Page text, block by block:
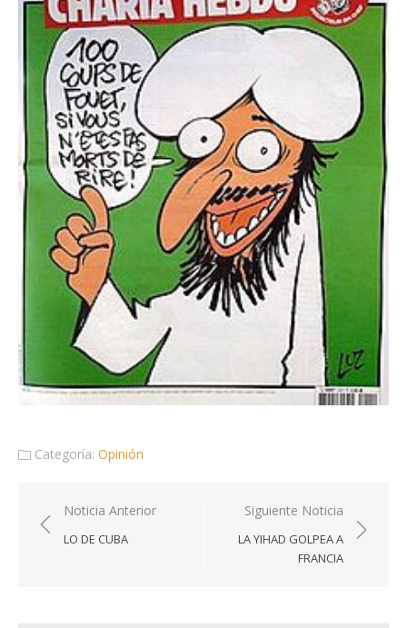
Categoría: Opinión
Navegación
de
Noticia Anterior
LO DE CUBA
Siguiente Noticia
LA YIHAD GOLPEA A
FRANCIA